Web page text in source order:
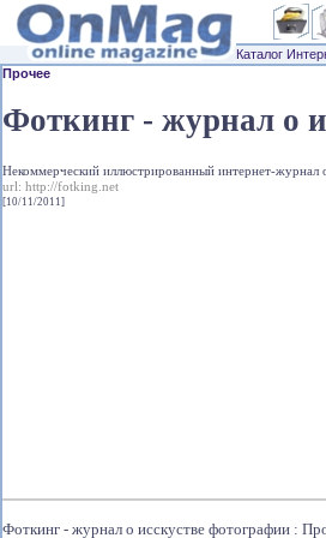
Каталог
Прочее
Фоткинг - журнал о
Некоммерческий иллюстрированный интернет-журнал
url: http://fotking.net
[10/11/2011]
Фоткинг - журнал о исскустве фотографии :